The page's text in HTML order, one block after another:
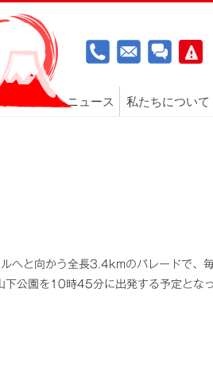
ニュース 私たちについて
へと向かう全長3.4kmのパレードで、
下公園を10時45分に出発する予定となっ